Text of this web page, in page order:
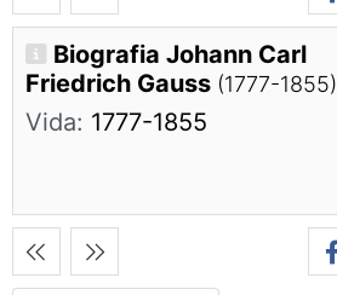
Biografia Johann Carl
Friedrich Gauss (1777-1855)
Vida: 1777-1855